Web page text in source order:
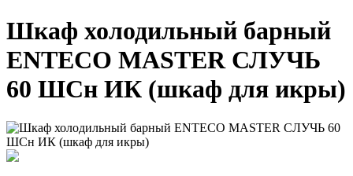
Шкаф холодильный барный
ENTECO MASTER СЛУЧЬ
60 ШСн ИК (шкаф для икры)